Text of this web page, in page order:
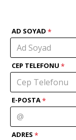
AD SOYAD
CEP TELEFONU
E-POSTA
ADRES